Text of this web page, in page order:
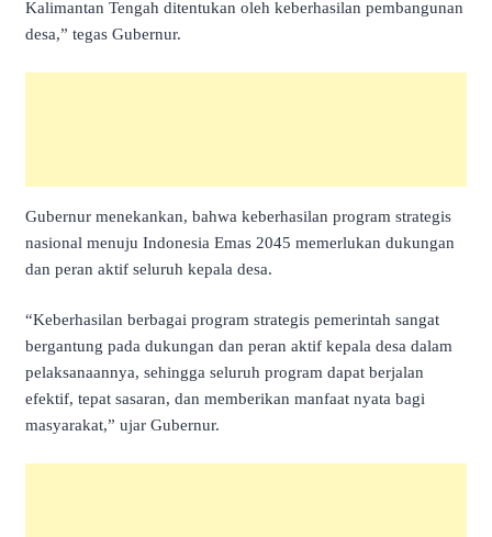
Kalimantan Tengah ditentukan oleh keberhasilan pembangunan
desa,” tegas Gubernur.
Gubernur menekankan, bahwa keberhasilan program strategis
nasional menuju Indonesia Emas 2045 memerlukan dukungan
dan peran aktif seluruh kepala desa.
“Keberhasilan berbagai program strategis pemerintah sangat
bergantung pada dukungan dan peran aktif kepala desa dalam
pelaksanaannya, sehingga seluruh program dapat berjalan
efektif, tepat sasaran, dan memberikan manfaat nyata bagi
masyarakat,” ujar Gubernur.